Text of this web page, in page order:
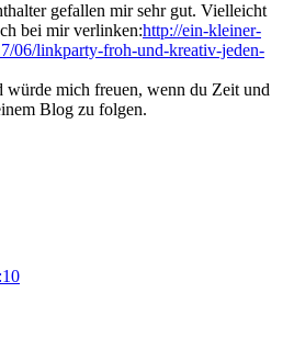
gefallen mir sehr gut. Vielleicht
bei mir verlinken:http://ein-kleiner-
06/linkparty-froh-und-kreativ-jeden-
würde mich freuen, wenn du Zeit und
Blog zu folgen.